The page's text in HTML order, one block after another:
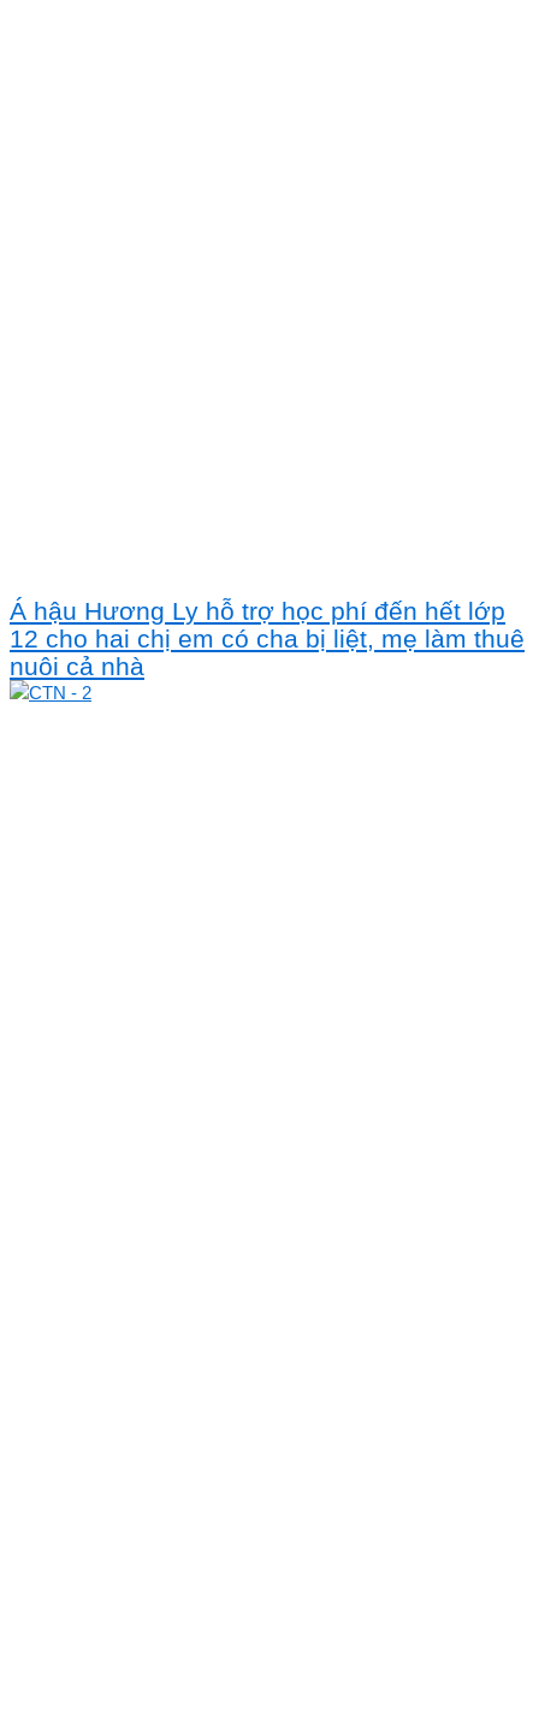
Á hậu Hương Ly hỗ trợ học phí đến hết lớp
12 cho hai chị em có cha bị liệt, mẹ làm thuê
nuôi cả nhà